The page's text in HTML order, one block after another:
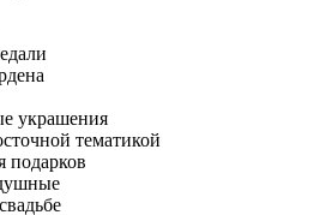
украшения
тематикой